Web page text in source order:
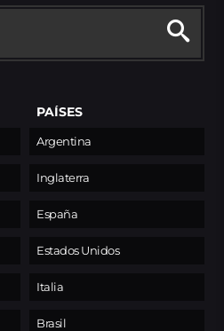
PAÍSES
Argentina
Inglaterra
España
Estados Unidos
Italia
Brasil